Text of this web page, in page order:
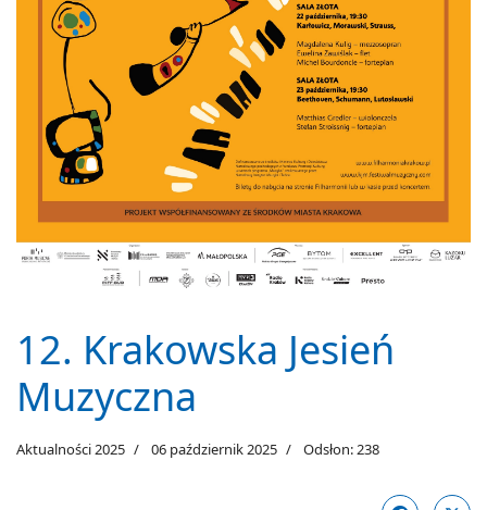
12. Krakowska Jesień
Muzyczna
Aktualności 2025 06 październik 2025 Odsłon: 238